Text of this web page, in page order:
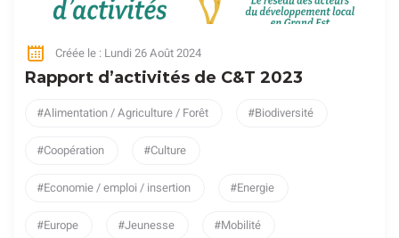
Créée le : Lundi 26 Août 2024
Rapport d’activités de C&T 2023
Alimentation / Agriculture / Forêt Biodiversité
Coopération Culture
Economie / emploi / insertion Energie
Europe Jeunesse Mobilité